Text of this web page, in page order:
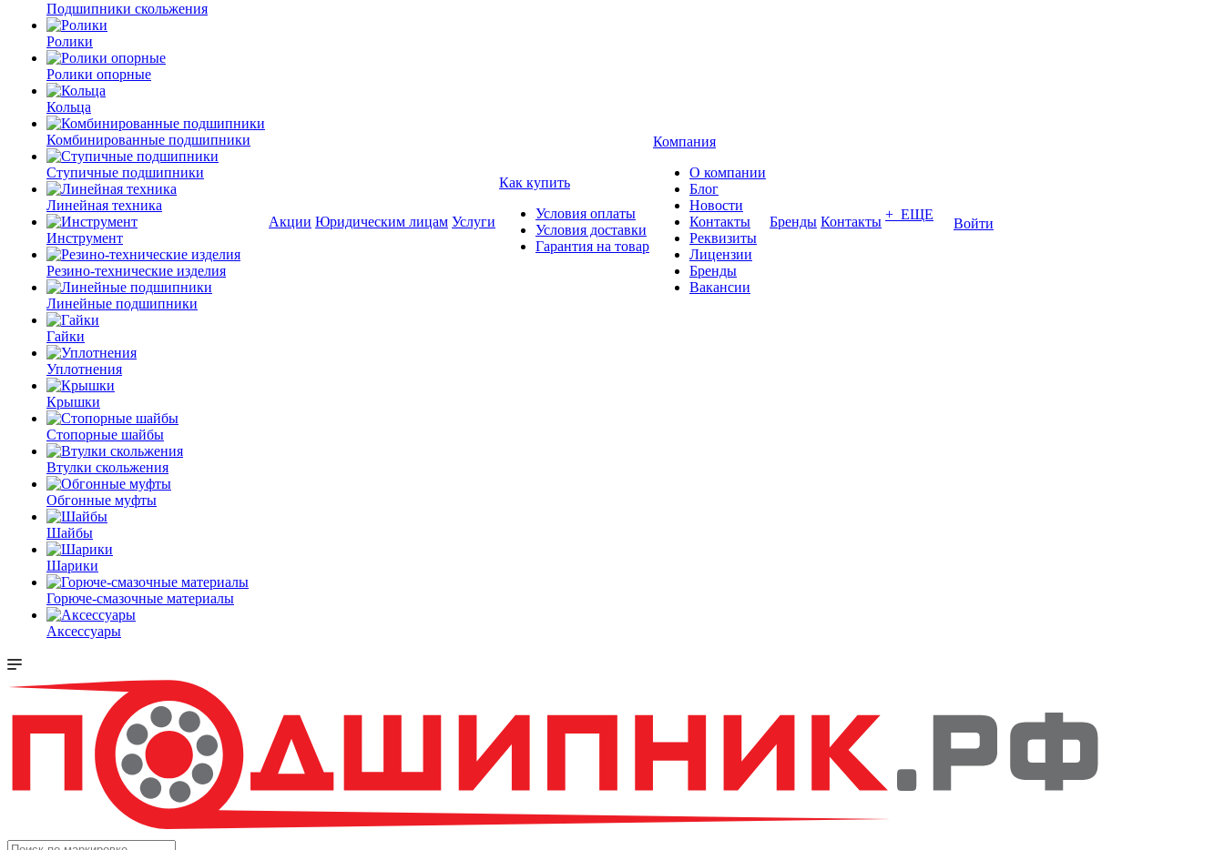
Подшипники скольжения
Ролики
Ролики опорные
Кольца
Комбинированные подшипники
Ступичные подшипники
Линейная техника
Инструмент
Резино-технические изделия
Линейные подшипники
Гайки
Уплотнения
Крышки
Стопорные шайбы
Втулки скольжения
Обгонные муфты
Шайбы
Шарики
Горюче-смазочные материалы
Аксессуары
Акции Юридическим лицам Услуги
Как купить
Условия оплаты
Условия доставки
Гарантия на товар
Компания
О компании
Блог
Новости
Контакты
Реквизиты
Лицензии
Бренды
Вакансии
Бренды Контакты + ЕЩЕ
Войти